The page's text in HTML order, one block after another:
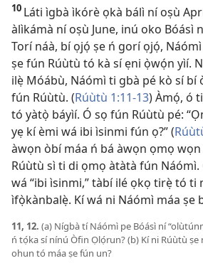
10 Láti ìgbà ìkórè ọkà bálì ní oṣù
àlìkámà ní oṣù June, inú oko Bóásì
Torí náà, bí ọjọ́ ṣe ń gorí ọjọ́,
ṣe fún Rúùtù tó kà sí ẹni ọ̀wọ́n yìí.
ilẹ̀ Móábù, Náómì ti gbà pé kò sí bí
fún Rúùtù. (Rúùtù 1:11-13) Àmọ́, ó
tó yàtọ̀ báyìí. Ó sọ fún Rúùtù pé:
yẹ kí èmi wá ibi ìsinmi fún ọ?” (
àwọn òbí máa ń bá àwọn ọmọ
Rúùtù sì ti di ọmọ àtàtà fún Náómì.
wá “ibi ìsinmi,” tàbí ilé ọkọ tirẹ̀ tó ti
ìfọ̀kànbalẹ̀. Kí wá ni Náómì máa ṣe
11, 12. (a) Nígbà tí Náómì pe Bóásì ní
ń tọ́ka sí nínú Òfin Ọlọ́run? (b) Kí ni Rúùtù ṣe
ohun tó máa ṣe fún un?